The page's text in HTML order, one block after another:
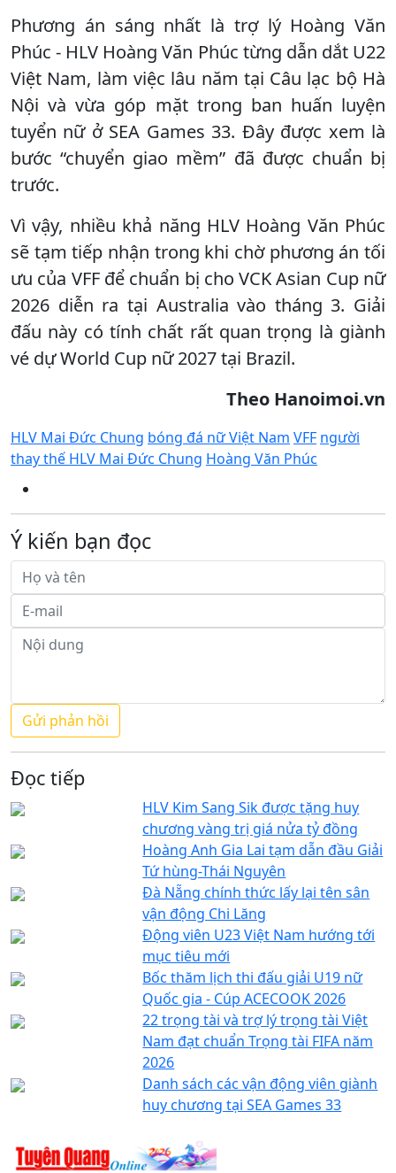
Phương án sáng nhất là trợ lý Hoàng Văn
Phúc - HLV Hoàng Văn Phúc từng dẫn dắt U22
Việt Nam, làm việc lâu năm tại Câu lạc bộ Hà
Nội và vừa góp mặt trong ban huấn luyện
tuyển nữ ở SEA Games 33. Đây được xem là
bước “chuyển giao mềm” đã được chuẩn bị
trước.
Vì vậy, nhiều khả năng HLV Hoàng Văn Phúc
sẽ tạm tiếp nhận trong khi chờ phương án tối
ưu của VFF để chuẩn bị cho VCK Asian Cup nữ
2026 diễn ra tại Australia vào tháng 3. Giải
đấu này có tính chất rất quan trọng là giành
vé dự World Cup nữ 2027 tại Brazil.
Theo Hanoimoi.vn
HLV Mai Đức Chung bóng đá nữ Việt Nam VFF người
thay thế HLV Mai Đức Chung Hoàng Văn Phúc
Ý kiến bạn đọc
Đọc tiếp
HLV Kim Sang Sik được tặng huy
chương vàng trị giá nửa tỷ đồng
Hoàng Anh Gia Lai tạm dẫn đầu Giải
Tứ hùng-Thái Nguyên
Đà Nẵng chính thức lấy lại tên sân
vận động Chi Lăng
Động viên U23 Việt Nam hướng tới
mục tiêu mới
Bốc thăm lịch thi đấu giải U19 nữ
Quốc gia - Cúp ACECOOK 2026
22 trọng tài và trợ lý trọng tài Việt
Nam đạt chuẩn Trọng tài FIFA năm
2026
Danh sách các vận động viên giành
huy chương tại SEA Games 33